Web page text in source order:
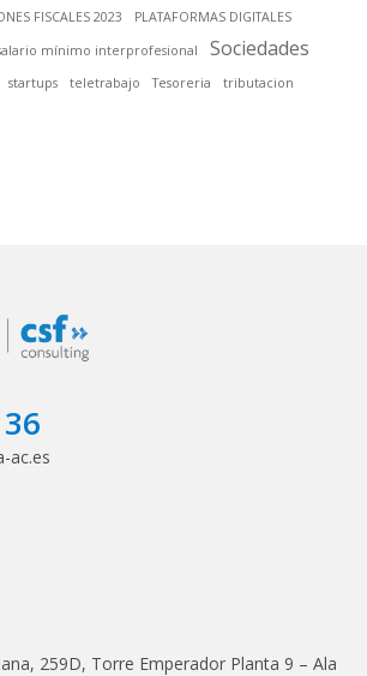
FISCALES 2023
PLATAFORMAS DIGITALES
mínimo interprofesional Sociedades
startups teletrabajo Tesoreria
tributacion
ac.es
259D, Torre Emperador Planta 9 – Ala